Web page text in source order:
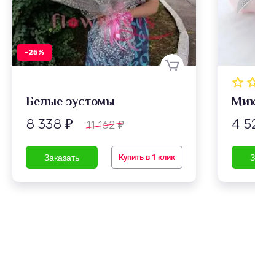
-25%
Белые эустомы
8 338 ₽ 11 162₽
Купить в 1 клик
4